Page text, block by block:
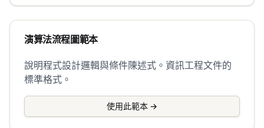
演算法流程圖範本
說明程式設計邏輯與條件陳述式。資訊工程文件的
標準格式。
使用此範本 →